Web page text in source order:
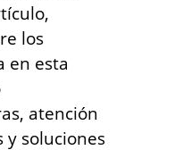
los
en esta
atención
soluciones